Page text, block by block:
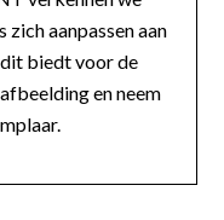
aanpassen aan
biedt voor de
en neem